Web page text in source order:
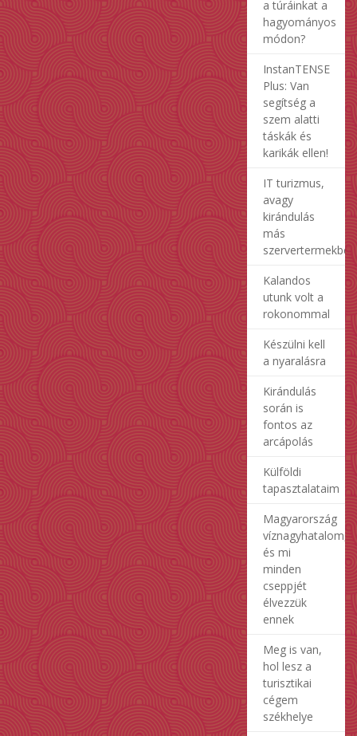
a túráinkat a
hagyományos
módon?
InstanTENSE
Plus: Van
segítség a
szem alatti
táskák és
karikák ellen!
IT turizmus,
avagy
kirándulás
más
szervertermekben
Kalandos
utunk volt a
rokonommal
Készülni kell
a nyaralásra
Kirándulás
során is
fontos az
arcápolás
Külföldi
tapasztalataim
Magyarország
víznagyhatalom,
és mi
minden
cseppjét
élvezzük
ennek
Meg is van,
hol lesz a
turisztikai
cégem
székhelye